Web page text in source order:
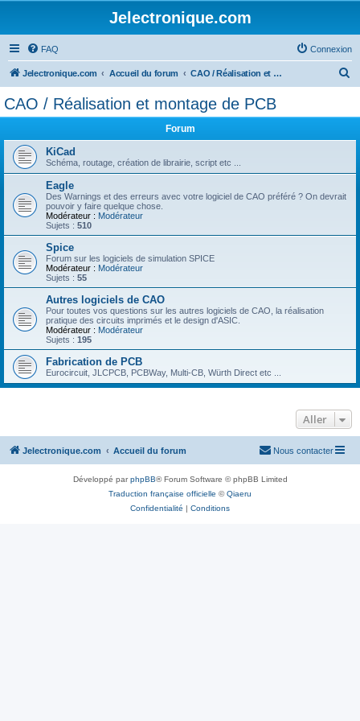
Jelectronique.com
FAQ Connexion
Jelectronique.com Accueil du forum CAO / Réalisation et montage de PCB
CAO / Réalisation et montage de PCB
Forum
KiCad
Schéma, routage, création de librairie, script etc ...
Eagle
Des Warnings et des erreurs avec votre logiciel de CAO préféré ? On devrait
pouvoir y faire quelque chose.
Modérateur : Modérateur
Sujets : 510
Spice
Forum sur les logiciels de simulation SPICE
Modérateur : Modérateur
Sujets : 55
Autres logiciels de CAO
Pour toutes vos questions sur les autres logiciels de CAO, la réalisation
pratique des circuits imprimés et le design d'ASIC.
Modérateur : Modérateur
Sujets : 195
Fabrication de PCB
Eurocircuit, JLCPCB, PCBWay, Multi-CB, Würth Direct etc ...
Aller
Jelectronique.com Accueil du forum Nous contacter
Développé parphpBB® Forum Software © phpBB Limited
Traduction française officielle ©Qiaeru
Confidentialité | Conditions